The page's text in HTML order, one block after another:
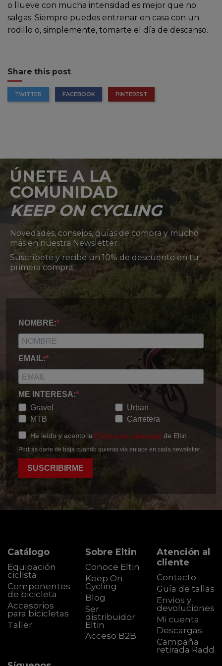
o llueve con mucha intensidad es mejor que no
salgas. Siempre puedes entrenar en casa con un
rodillo o, simplemente, tomarte el día de descanso.
Share this post
TWITTER FACEBOOK PINTEREST
ÚNETE A LA
COMUNIDAD
KEEP ON CYCLING
Novedades, consejos, guías de compra y mucho
más en nuestra Newsletter.
Suscríbete y recibe un 10% de descuento en tu
primera compra.
NOMBRE:
EMAIL:
ME INTERESA:
Gravel
MTB
Urban
Carretera
He leído y acepto la Política de privacidad de Eltin
Podrás darte de baja cuando quieras vía enlace en cada newsletter.
SUSCRIBIRME
Catálogo
Equipación
ciclista
Componentes
de bicicleta
Accesorios
para bicicletas
Taller
Sobre Eltin
Conoce Eltin
Keep On
Cycling
Blog
Ser
distribuidor
Eltin
Acceso B2B
Atención al
cliente
Contacto
Guía de tallas
Envíos y
devoluciones
Mi cuenta
Descargas
Campaña
retirada Radd